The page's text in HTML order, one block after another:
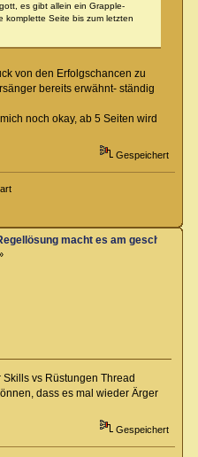
es gibt allein ein Grapple-
komplette Seite bis zum letzten
von den Erfolgschancen zu
bereits erwähnt- ständig
noch okay, ab 5 Seiten wird
Gespeichert
macht es am
vs Rüstungen Thread
dass es mal wieder Ärger
Gespeichert